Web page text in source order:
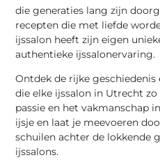
die generaties lang zijn
recepten die met liefde
ijssalon heeft zijn eigen
authentieke ijssalonervaring.
Ontdek de rijke
die elke ijssalon in Utrecht
passie en het vakmanschap
ijsje en laat je meevoeren
schuilen achter de lokkende
ijssalons.